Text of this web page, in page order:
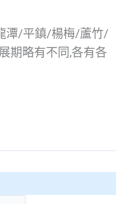
潭/平鎮/楊梅/蘆竹/
期略有不同,各有各